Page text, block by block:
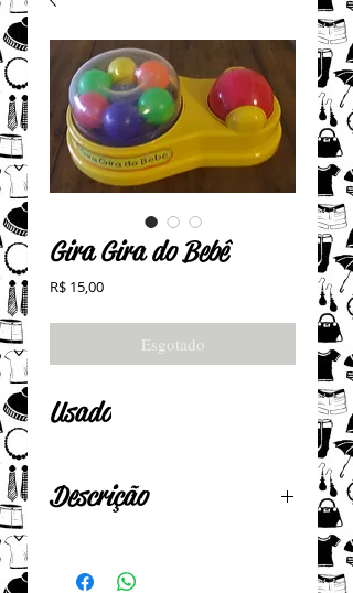
Gira Gira do Bebê
R$ 15,00Preço
Esgotado
Usado
Descrição